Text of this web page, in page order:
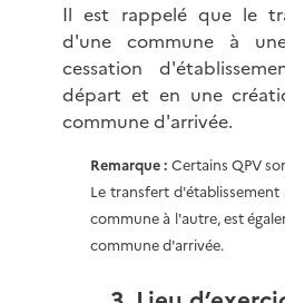
Il est rappelé que le
d'une commune à
cessation
départ et en une
commune d'arrivée.
Remarque : Certains QPV
Le transfert
commune à l'autre, est
commune d'arrivée.